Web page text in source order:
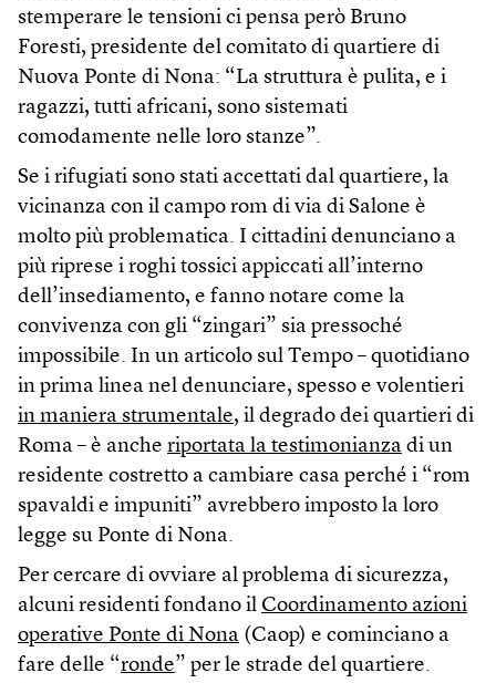
stemperare le tensioni ci pensa però Bruno
Foresti, presidente del comitato di quartiere di
Nuova Ponte di Nona: “La struttura è pulita, e i
ragazzi, tutti africani, sono sistemati
comodamente nelle loro stanze”.
Se i rifugiati sono stati accettati dal quartiere, la
vicinanza con il campo rom di via di Salone è
molto più problematica. I cittadini denunciano a
più riprese i roghi tossici appiccati all’interno
dell’insediamento, e fanno notare come la
convivenza con gli “zingari” sia pressoché
impossibile. In un articolo sul Tempo – quotidiano
in prima linea nel denunciare, spesso e volentieri
in maniera strumentale, il degrado dei quartieri di
Roma – è anche riportata la testimonianza di un
residente costretto a cambiare casa perché i “rom
spavaldi e impuniti” avrebbero imposto la loro
legge su Ponte di Nona.
Per cercare di ovviare al problema di sicurezza,
alcuni residenti fondano il Coordinamento azioni
operative Ponte di Nona (Caop) e cominciano a
fare delle “ronde” per le strade del quartiere.